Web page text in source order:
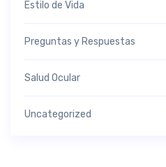
Estilo de Vida
Preguntas y Respuestas
Salud Ocular
Uncategorized